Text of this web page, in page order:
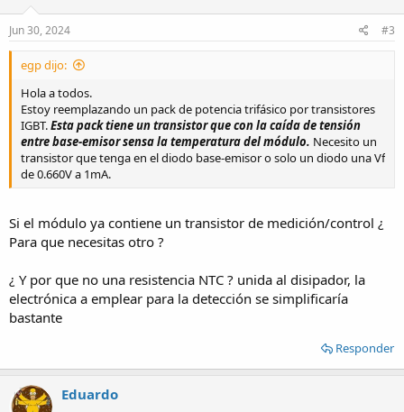
Jun 30, 2024 #3
egp dijo:
Hola a todos.
Estoy reemplazando un pack de potencia trifásico por transistores
IGBT.Esta pack tiene un transistor que con la caída de tensión
entre base-emisor sensa la temperatura del módulo. Necesito un
transistor que tenga en el diodo base-emisor o solo un diodo una Vf
de 0.660V a 1mA.
Si el módulo ya contiene un transistor de medición/control ¿
Para que necesitas otro ?
¿ Y por que no una resistencia NTC ? unida al disipador, la
electrónica a emplear para la detección se simplificaría
bastante
Responder
Eduardo